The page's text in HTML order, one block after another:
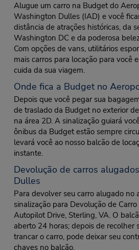
Alugue um carro na Budget do
Washington Dulles (IAD) e você
distância de atrações históricas, da
Washington DC e da poderosa
Com opções de vans, utilitários
mais carros para locação para você
cuida da sua viagem.
Onde fica a Budget no
Depois que você pegar sua
de traslado da Budget no exterior
na área 2D. A sinalização guiará
ônibus da Budget estão sempre
levará você ao nosso balcão de
instante.
Devolução de carros
Dulles
Para devolver seu carro alugado no
sinalização para Devolução de
Autopilot Drive, Sterling, VA. O
aberto 24 horas; depois de recolher
trancar o carro, pode deixar seu
chaves no balcão.